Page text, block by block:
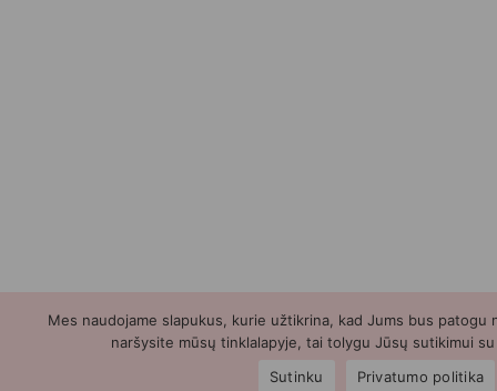
Mes naudojame slapukus, kurie užtikrina, kad Jums bus patogu
naršysite mūsų tinklalapyje, tai tolygu Jūsų sutikimui
Sutinku
Privatumo politika